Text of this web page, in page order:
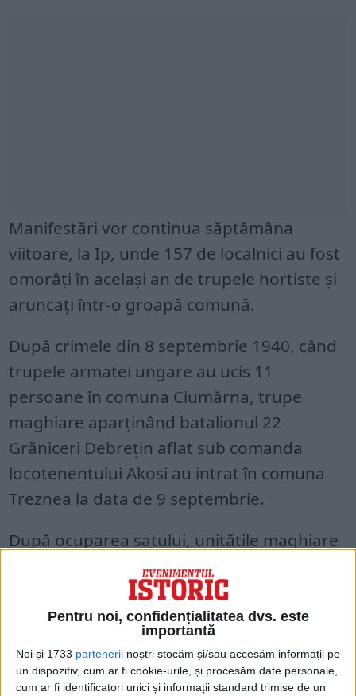
Pentru noi, confidențialitatea dvs. este
importantă
Noi și 1733 partenerii noștri stocăm și/sau accesăm informații pe
un dispozitiv, cum ar fi cookie-urile, și procesăm date personale,
cum ar fi identificatori unici și informații standard trimise de un
Manifestări vor continua săptămâna
viitoare, la Ip, unde 157 de localnici au fost
omorâți în același an de trupele hortiste și
aruncați într-o groapă comună.
După crimele din 8 septembrie 1940, când
trupele armatei ungare au ucis 11
persoane în comuna Ciumărna, trupe
maghiare aparținând batalionul 22
Grăniceri Debrețin aflat sub comanda
locotenentului Akosi au intrat în comuna
Treznea la data de 9 septembrie.
După ocuparea satului, unitățile maghiare
au dezlănțuit măcelul rămas în istorie sub
denumirea de „Masacrul de la Trăznea”.
Primele victime au fost copii aflați cu vitele
la păscut. Cadavrele lor au fost descoperite
pe izlazul comunal. Români și evrei au fost